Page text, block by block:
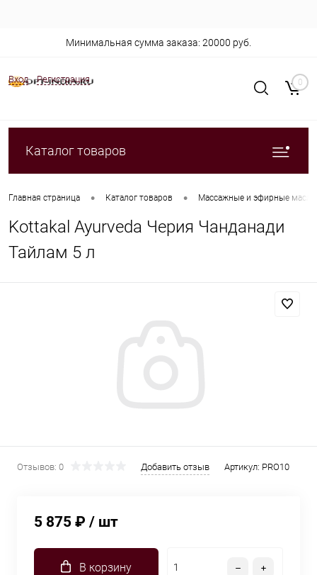
Вход Регистрация
Минимальная сумма заказа: 20000 руб.
0
Каталог товаров
Главная страница • Каталог товаров • Массажные и эфирные масла
Kottakal Ayurveda Черия Чанданади
Тайлам 5 л
Отзывов: 0 Добавить отзыв Артикул: PRO10
5 875 ₽ / шт
В корзину